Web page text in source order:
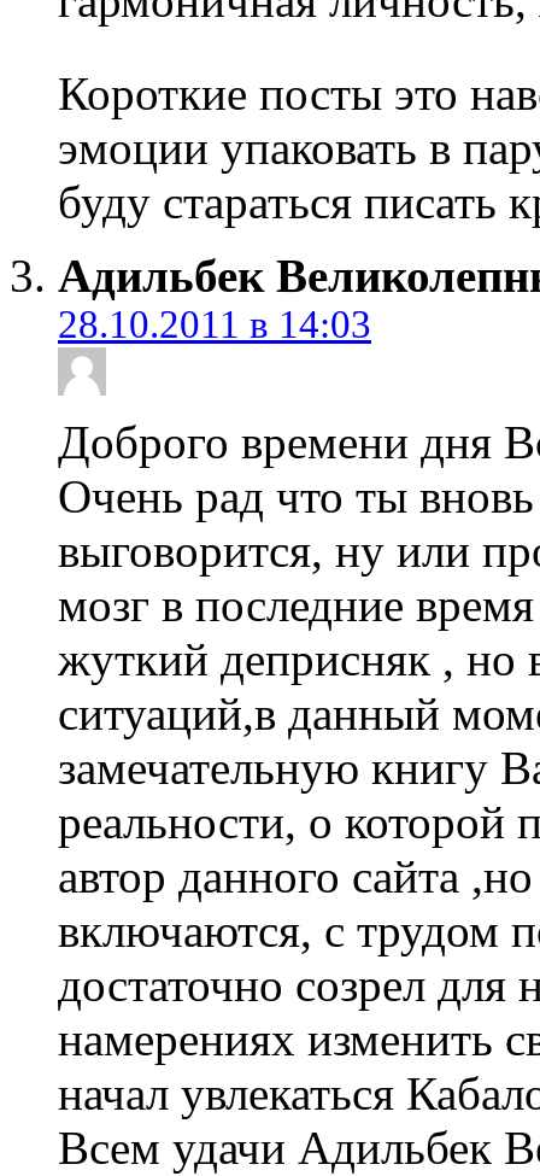
Короткие посты это
эмоции упаковать в
буду стараться писать
Адильбек
28.10.2011 в 14:03
Доброго времени дня
Очень рад что ты
выговорится, ну или
мозг в последние
жуткий деприсняк , но
ситуаций,в данный
замечательную книгу
реальности, о которой
автор данного сайта
включаются, с трудом
достаточно созрел для
намерениях изменить
начал увлекаться
Всем удачи Адильбек